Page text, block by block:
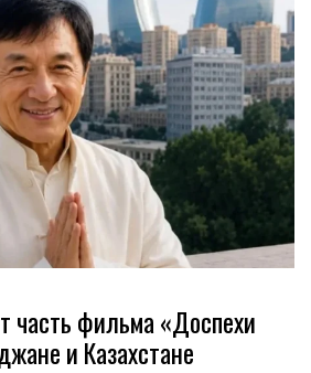
часть фильма «Доспехи
и Казахстане